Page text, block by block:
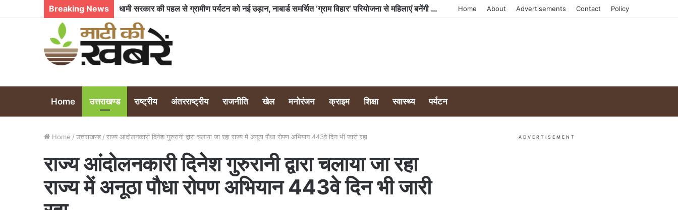
Breaking News भारी बारिश के बावजूद टीम क्लीन नैनीताल ने लवर्स पॉइंट टैक्सी स्टैंड पर चलाया स्वच्छता अभियान, 350 किलो से अधिक कूड़ा किया एकत्र Home About Advertisements Contact Policy
Home उत्तराखण्ड राष्ट्रीय अंतरराष्ट्रीय राजनीति खेल मनोरंजन क्राइम शिक्षा स्वास्थ्य पर्यटन
Home / उत्तराखण्ड / राज्य आंदोलनकारी दिनेश गुरुरानी द्वारा चलाया जा रहा राज्य में अनूठा पौधा रोपण अभियान 443वे दिन भी जारी रहा
राज्य आंदोलनकारी दिनेश गुरुरानी द्वारा चलाया जा रहा
राज्य में अनूठा पौधा रोपण अभियान 443वे दिन भी जारी
ADVERTISEMENT